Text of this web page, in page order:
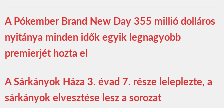
A Pókember Brand New Day 355 millió dolláros
nyitánya minden idők egyik legnagyobb
premierjét hozta el
A Sárkányok Háza 3. évad 7. része leleplezte, a
sárkányok elvesztése lesz a sorozat